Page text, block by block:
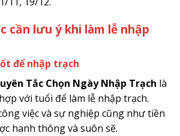
cần lưu ý khi làm lễ nhập
để nhập trạch
Tắc Chọn Ngày Nhập Trạch là
với tuổi để làm lễ nhập trạch.
việc và sự nghiệp cũng như tiền
hanh thông và suôn sẽ.